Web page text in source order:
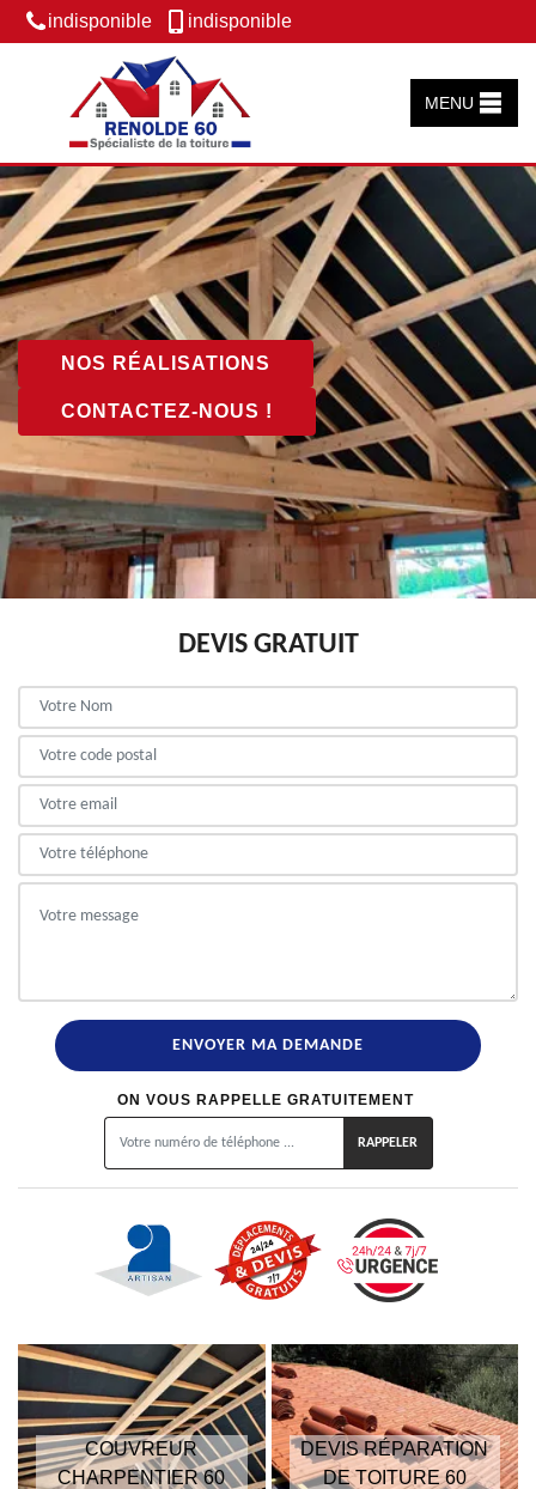
indisponible indisponible
MENU
NOS RÉALISATIONS
CONTACTEZ-NOUS !
DEVIS GRATUIT
ON VOUS RAPPELLE GRATUITEMENT
COUVREUR
CHARPENTIER 60
DEVIS RÉPARATION
DE TOITURE 60